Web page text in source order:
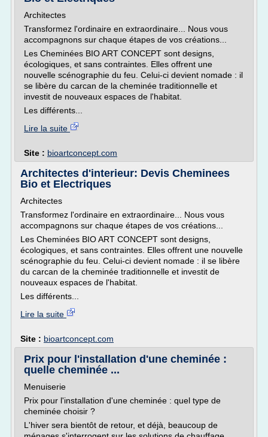
Architectes
Transformez l'ordinaire en extraordinaire... Nous vous
accompagnons sur chaque étapes de vos créations...
Les Cheminées BIO ART CONCEPT sont designs,
écologiques, et sans contraintes. Elles offrent une
nouvelle scénographie du feu. Celui-ci devient nomade : il
se libère du carcan de la cheminée traditionnelle et
investit de nouveaux espaces de l'habitat.
Les différents...
Lire la suite
Site : bioartconcept.com
Architectes d'interieur: Devis Cheminees
Bio et Electriques
Architectes
Transformez l'ordinaire en extraordinaire... Nous vous
accompagnons sur chaque étapes de vos créations...
Les Cheminées BIO ART CONCEPT sont designs,
écologiques, et sans contraintes. Elles offrent une nouvelle
scénographie du feu. Celui-ci devient nomade : il se libère
du carcan de la cheminée traditionnelle et investit de
nouveaux espaces de l'habitat.
Les différents...
Lire la suite
Site : bioartconcept.com
Prix pour l'installation d'une cheminée :
quelle cheminée ...
Menuiserie
Prix pour l'installation d'une cheminée : quel type de
cheminée choisir ?
L'hiver sera bientôt de retour, et déjà, beaucoup de